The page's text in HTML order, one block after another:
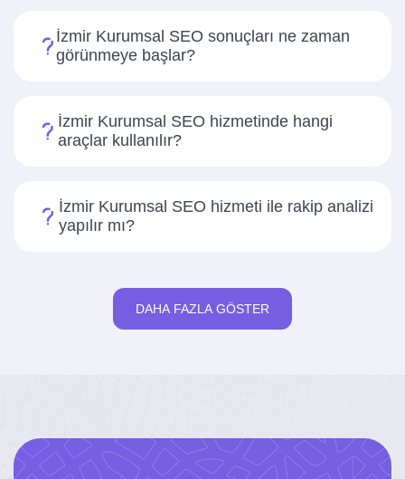
İzmir Kurumsal SEO sonuçları ne zaman
görünmeye başlar?
İzmir Kurumsal SEO hizmetinde hangi
araçlar kullanılır?
İzmir Kurumsal SEO hizmeti ile rakip analizi
yapılır mı?
DAHA FAZLA GÖSTER